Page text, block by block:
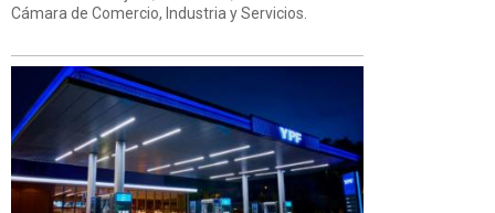
Cámara de Comercio, Industria y Servicios.